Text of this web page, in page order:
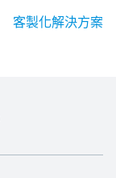
客製化解決方案